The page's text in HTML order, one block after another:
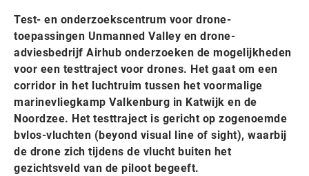
Test- en onderzoekscentrum voor drone-
toepassingen Unmanned Valley en drone-
adviesbedrijf Airhub onderzoeken de mogelijkheden
voor een testtraject voor drones. Het gaat om een
corridor in het luchtruim tussen het voormalige
marinevliegkamp Valkenburg in Katwijk en de
Noordzee. Het testtraject is gericht op zogenoemde
bvlos-vluchten (beyond visual line of sight), waarbij
de drone zich tijdens de vlucht buiten het
gezichtsveld van de piloot begeeft.